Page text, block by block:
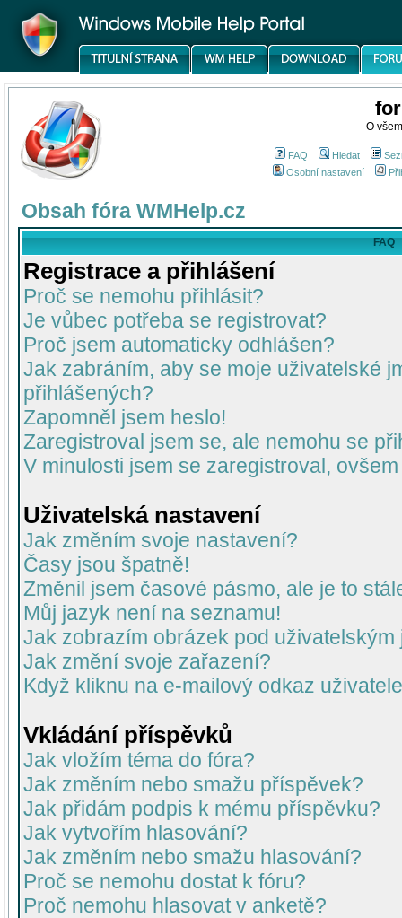
O
FAQ Hledat
Osobní nastavení
Obsah fóra WMHelp.cz
FAQ
Registrace a přihlášení
Proč se nemohu přihlásit?
Je vůbec potřeba se registrovat?
Proč jsem automaticky odhlášen?
Jak zabráním, aby se moje uživatelské
přihlášených?
Zapomněl jsem heslo!
Zaregistroval jsem se, ale nemohu se
V minulosti jsem se zaregistroval,
Uživatelská nastavení
Jak změním svoje nastavení?
Časy jsou špatně!
Změnil jsem časové pásmo, ale je to
Můj jazyk není na seznamu!
Jak zobrazím obrázek pod uživatelským
Jak změní svoje zařazení?
Když kliknu na e-mailový odkaz
Vkládání příspěvků
Jak vložím téma do fóra?
Jak změním nebo smažu příspěvek?
Jak přidám podpis k mému příspěvku?
Jak vytvořím hlasování?
Jak změním nebo smažu hlasování?
Proč se nemohu dostat k fóru?
Proč nemohu hlasovat v anketě?